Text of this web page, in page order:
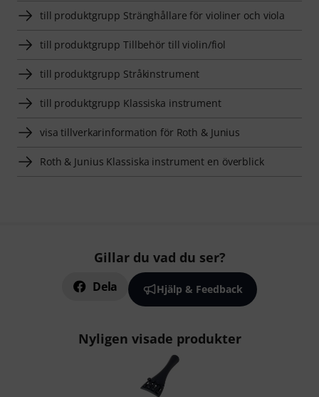
till produktgrupp Stränghållare för violiner och viola
till produktgrupp Tillbehör till violin/fiol
till produktgrupp Stråkinstrument
till produktgrupp Klassiska instrument
visa tillverkarinformation för Roth & Junius
Roth & Junius Klassiska instrument en överblick
Gillar du vad du ser?
Dela Hjälp & Feedback
Nyligen visade produkter